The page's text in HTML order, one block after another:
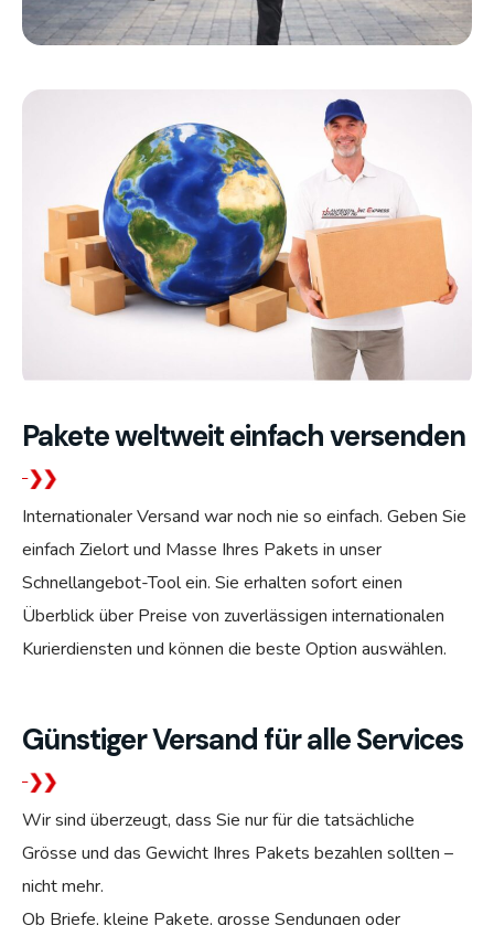
Pakete weltweit einfach versenden
Internationaler Versand war noch nie so einfach. Geben Sie
einfach Zielort und Masse Ihres Pakets in unser
Schnellangebot-Tool ein. Sie erhalten sofort einen
Überblick über Preise von zuverlässigen internationalen
Kurierdiensten und können die beste Option auswählen.
Günstiger Versand für alle Services
Wir sind überzeugt, dass Sie nur für die tatsächliche
Grösse und das Gewicht Ihres Pakets bezahlen sollten –
nicht mehr.
Ob Briefe, kleine Pakete, grosse Sendungen oder